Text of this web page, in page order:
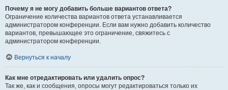
Почему я не могу добавить больше вариантов ответа?
Ограничение количества вариантов ответа устанавливается
администратором конференции. Если вам нужно добавить количество
вариантов, превышающее это ограничение, свяжитесь с
администратором конференции.
Вернуться к началу
Как мне отредактировать или удалить опрос?
Так же, как и сообщения, опросы могут редактироваться только их